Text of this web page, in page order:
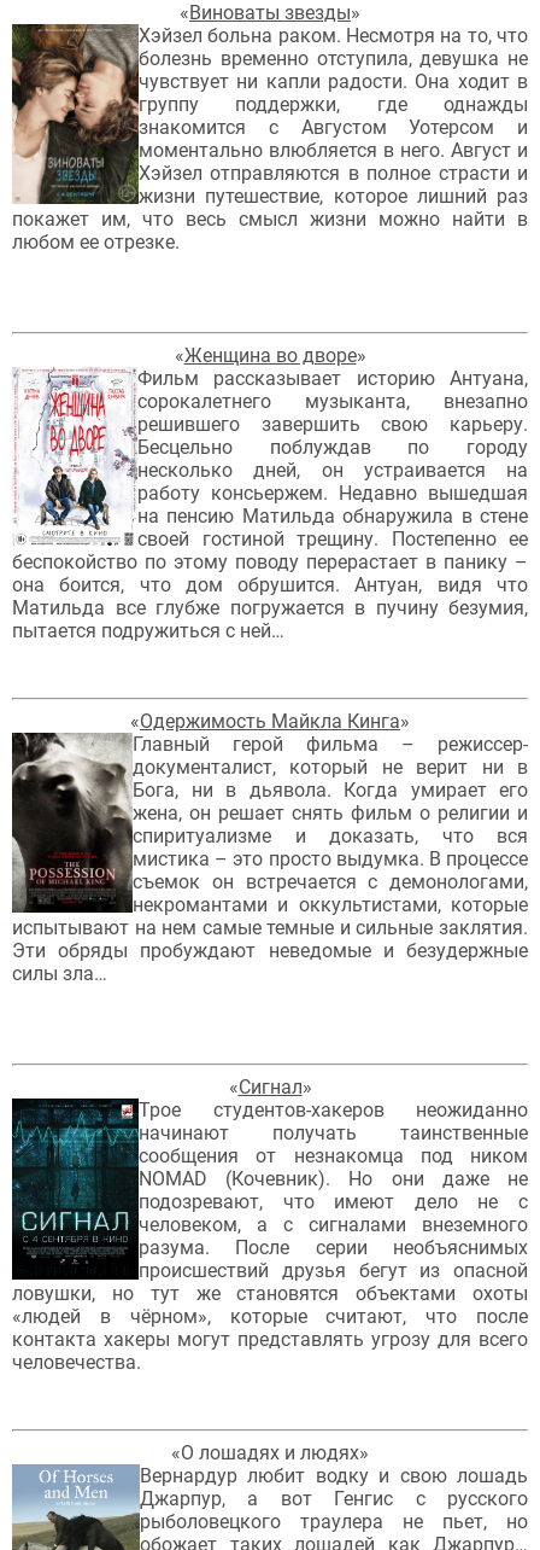
«Виноваты звезды»
Хэйзел больна раком. Несмотря на то, что
болезнь временно отступила, девушка не
чувствует ни капли радости. Она ходит в
группу поддержки, где однажды
знакомится с Августом Уотерсом и
моментально влюбляется в него. Август и
Хэйзел отправляются в полное страсти и
жизни путешествие, которое лишний раз
покажет им, что весь смысл жизни можно найти в
любом ее отрезке.
«Женщина во дворе»
Фильм рассказывает историю Антуана,
сорокалетнего музыканта, внезапно
решившего завершить свою карьеру.
Бесцельно поблуждав по городу
несколько дней, он устраивается на
работу консьержем. Недавно вышедшая
на пенсию Матильда обнаружила в стене
своей гостиной трещину. Постепенно ее
беспокойство по этому поводу перерастает в панику –
она боится, что дом обрушится. Антуан, видя что
Матильда все глубже погружается в пучину безумия,
пытается подружиться с ней…
«Одержимость Майкла Кинга»
Главный герой фильма – режиссер-
документалист, который не верит ни в
Бога, ни в дьявола. Когда умирает его
жена, он решает снять фильм о религии и
спиритуализме и доказать, что вся
мистика – это просто выдумка. В процессе
съемок он встречается с демонологами,
некромантами и оккультистами, которые
испытывают на нем самые темные и сильные заклятия.
Эти обряды пробуждают неведомые и безудержные
силы зла…
«Сигнал»
Трое студентов-хакеров неожиданно
начинают получать таинственные
сообщения от незнакомца под ником
NOMAD (Кочевник). Но они даже не
подозревают, что имеют дело не с
человеком, а с сигналами внеземного
разума. После серии необъяснимых
происшествий друзья бегут из опасной
ловушки, но тут же становятся объектами охоты
«людей в чёрном», которые считают, что после
контакта хакеры могут представлять угрозу для всего
человечества.
«О лошадях и людях»
Вернардур любит водку и свою лошадь
Джарпур, а вот Генгис с русского
рыболовецкого траулера не пьет, но
обожает таких лошадей как Джарпур…